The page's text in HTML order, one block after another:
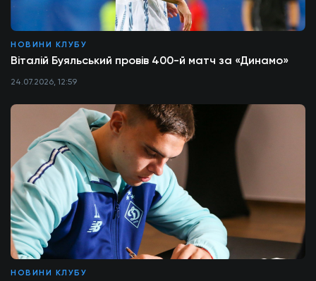
НОВИНИ КЛУБУ
Віталій Буяльський провів 400-й матч за «Динамо»
24.07.2026, 12:59
НОВИНИ КЛУБУ